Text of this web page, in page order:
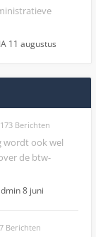
11 augustus
Berichten
wordt ook wel
de btw-
8 juni
Berichten